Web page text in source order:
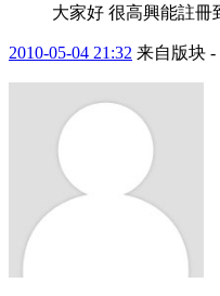
大家好 很高興能註冊
2010-05-04 21:32 来自版块 -